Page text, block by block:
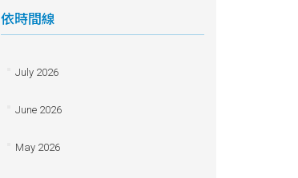
依時間線
July 2026
June 2026
May 2026